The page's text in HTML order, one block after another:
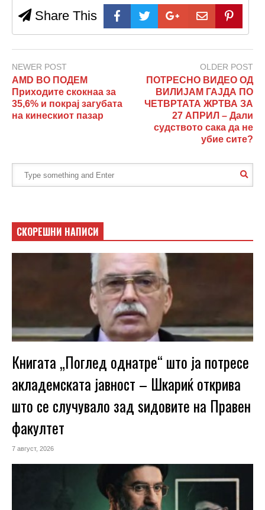
Share This
NEWER POST
AMD ВО ПОДЕМ
Приходите скокнаа за
35,6% и покрај загубата
на кинескиот пазар
OLDER POST
ПОТРЕСНО ВИДЕО ОД
ВИЛИЈАМ ГАЈДА ПО
ЧЕТВРТАТА ЖРТВА ЗА
27 АПРИЛ – Дали
судството сака да не
убие сите?
СКОРЕШНИ НАПИСИ
Книгата „Поглед однатре“ што ја потресе
акладемската јавност – Шкариќ открива
што се случувало зад ѕидовите на Правен
факултет
7 август, 2026